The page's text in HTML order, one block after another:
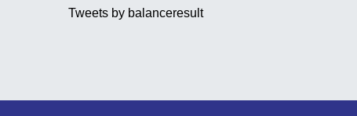
Tweets by balanceresult